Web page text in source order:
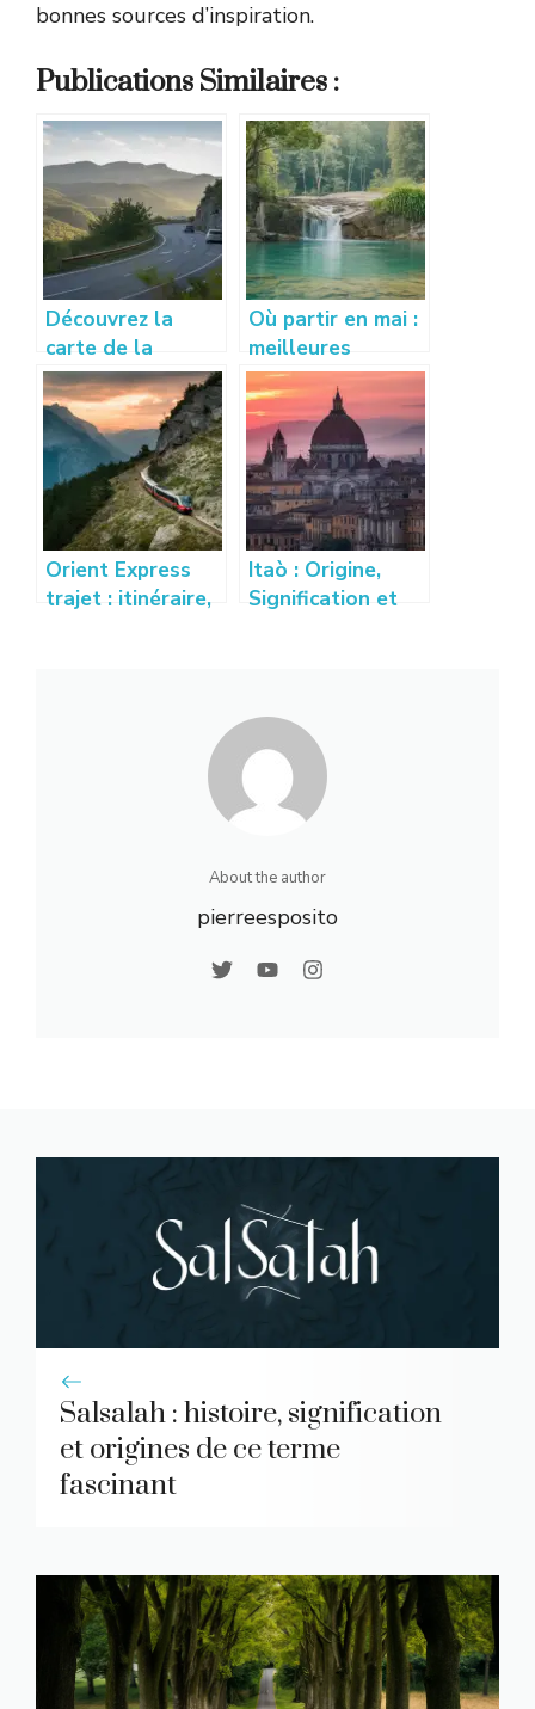
bonnes sources d’inspiration.
Publications Similaires :
Découvrez la
carte de la
Lozère pour un
voyage
authentique
Où partir en mai :
meilleures
destinations pour
voyager au
printemps
Orient Express
trajet : itinéraire,
Itaò : Origine,
Signification et
About the author
pierreesposito
Salsalah : histoire, signification
et origines de ce terme
fascinant